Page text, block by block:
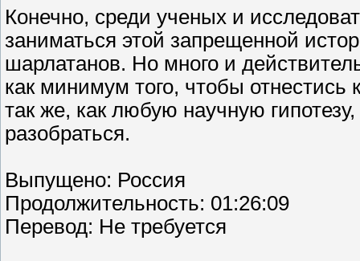
Конечно, среди ученых и
заниматься этой запрещенной
шарлатанов. Но много и
как минимум того, чтобы
так же, как любую научную
разобраться.
Выпущено: Россия
Продолжительность: 01:26:09
Перевод: Не требуется